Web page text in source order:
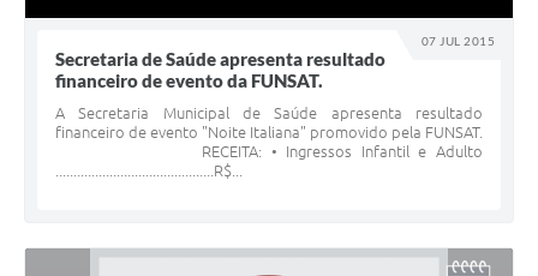
07 JUL 2015
Secretaria de Saúde apresenta resultado
financeiro de evento da FUNSAT.
A Secretaria Municipal de Saúde apresenta resultado
financeiro de evento "Noite Italiana" promovido pela FUNSAT.
RECEITA: • Ingressos Infantil e Adulto
............................................R$...